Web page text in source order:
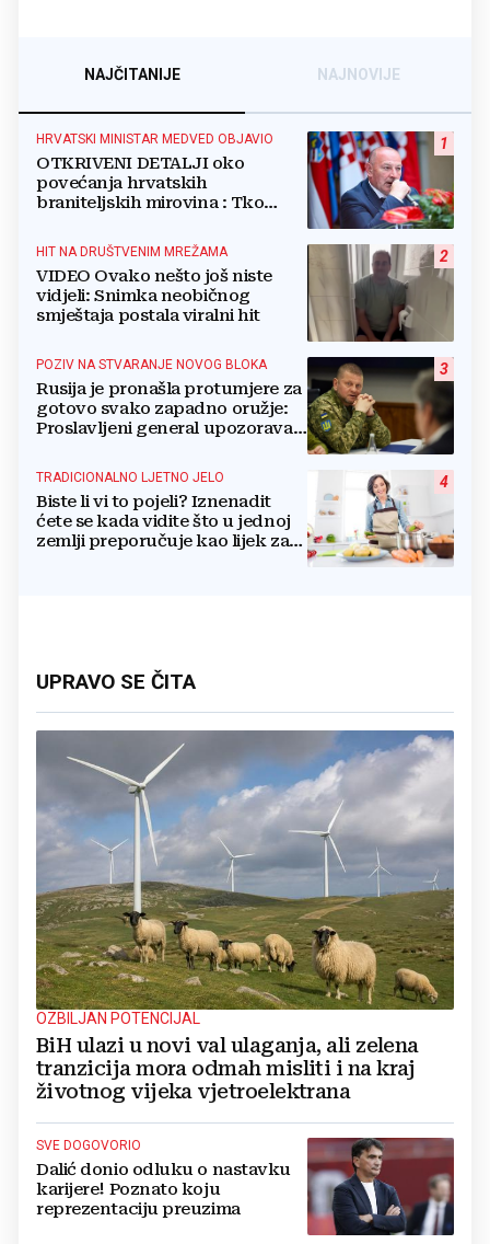
NAJČITANIJE NAJNOVIJE
1
HRVATSKI MINISTAR MEDVED OBJAVIO
OTKRIVENI DETALJI oko
povećanja hrvatskih
braniteljskih mirovina : Tko
2
HIT NA DRUŠTVENIM MREŽAMA
VIDEO Ovako nešto još niste
vidjeli: Snimka neobičnog
smještaja postala viralni hit
3
POZIV NA STVARANJE NOVOG BLOKA
Rusija je pronašla protumjere za
gotovo svako zapadno oružje:
Proslavljeni general upozorava
4
TRADICIONALNO LJETNO JELO
Biste li vi to pojeli? Iznenadit
ćete se kada vidite što u jednoj
zemlji preporučuje kao lijek za
UPRAVO SE ČITA
OZBILJAN POTENCIJAL
BiH ulazi u novi val ulaganja, ali zelena
tranzicija mora odmah misliti i na kraj
životnog vijeka vjetroelektrana
SVE DOGOVORIO
Dalić donio odluku o nastavku
karijere! Poznato koju
reprezentaciju preuzima